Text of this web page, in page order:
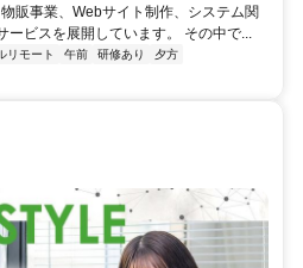
販事業、Webサイト制作、システム関
ビスを展開しています。 その中で...
リモート 午前 研修あり
夕方